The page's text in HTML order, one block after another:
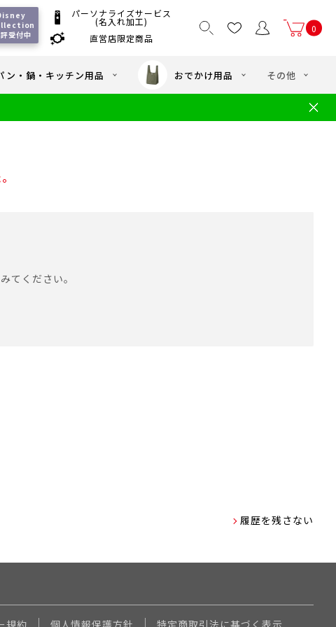
以上送料無料
eギフト
ギフトのご案内
受付中
パーソナライズサービス
(名入れ加工)
直営店限定商品
0
ン・鍋・キッチン用品 おでかけ用品 その他
てください。
履歴を残さない
規約 個人情報保護方針 特定商取引法に基づく表示